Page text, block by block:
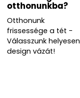
otthonunkba?
Otthonunk
frissessége a tét -
Válasszunk helyesen
design vázát!